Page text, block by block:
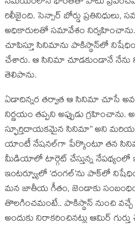
రిలీజైంది. సెన్సార్ బోర్డు
అధికారులతో సమావేశం నిర్వహించాను.
చూపిస్తూ సినిమాను పాకిస్థాన్‌లో
చేశారు. ఆ సినిమా చూడకుండానే
తెలిపాను.
ఏడాదిన్నర తర్వాత ఆ సినిమా చూసే
నిర్ణయం తప్పని అప్పుడు
స్ఫూర్తిదాయకమైన సినిమా’’ అని
యాంటీ నేషనల్‌గా పేర్కొంటూ తన
మీడియాలో టార్గెట్ చేస్తున్న
ఇంటర్వ్యూలో ‘దంగల్’ను పాక్‌లో
మన జాతీయ గీతం, జెండాకు
తొలగించమంటే.. పాకిస్థాన్ నుంచి
అందుకు నిరాకరించినట్లు ఆమిర్ గుర్తు